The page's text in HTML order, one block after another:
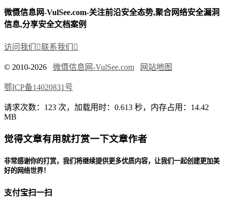
微慑信息网-VulSee.com-关注前沿安全态势,聚合网络安全漏洞
信息,分享安全文档案例
访问我们 联系我们 
© 2010-2026 微慑信息网-VulSee.com 网站地图
鄂ICP备14020831号
请求次数：123 次，加载用时：0.613 秒，内存占用：14.42
MB
觉得文章有用就打赏一下文章作者
非常感谢你的打赏，我们将继续提供更多优质内容，让我们一起创建更加美
好的网络世界！
支付宝扫一扫